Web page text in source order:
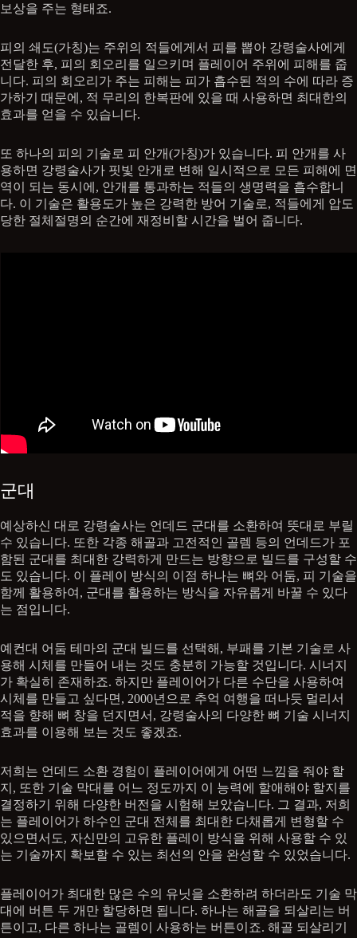
보상을 주는 형태죠.
피의 쇄도(가칭)는 주위의 적들에게서 피를 뽑아 강령술사에게
전달한 후, 피의 회오리를 일으키며 플레이어 주위에 피해를 줍
니다. 피의 회오리가 주는 피해는 피가 흡수된 적의 수에 따라 증
가하기 때문에, 적 무리의 한복판에 있을 때 사용하면 최대한의
효과를 얻을 수 있습니다.
또 하나의 피의 기술로 피 안개(가칭)가 있습니다. 피 안개를 사
용하면 강령술사가 핏빛 안개로 변해 일시적으로 모든 피해에 면
역이 되는 동시에, 안개를 통과하는 적들의 생명력을 흡수합니
다. 이 기술은 활용도가 높은 강력한 방어 기술로, 적들에게 압도
당한 절체절명의 순간에 재정비할 시간을 벌어 줍니다.
군대
예상하신 대로 강령술사는 언데드 군대를 소환하여 뜻대로 부릴
수 있습니다. 또한 각종 해골과 고전적인 골렘 등의 언데드가 포
함된 군대를 최대한 강력하게 만드는 방향으로 빌드를 구성할 수
도 있습니다. 이 플레이 방식의 이점 하나는 뼈와 어둠, 피 기술을
함께 활용하여, 군대를 활용하는 방식을 자유롭게 바꿀 수 있다
는 점입니다.
예컨대 어둠 테마의 군대 빌드를 선택해, 부패를 기본 기술로 사
용해 시체를 만들어 내는 것도 충분히 가능할 것입니다. 시너지
가 확실히 존재하죠. 하지만 플레이어가 다른 수단을 사용하여
시체를 만들고 싶다면, 2000년으로 추억 여행을 떠나듯 멀리서
적을 향해 뼈 창을 던지면서, 강령술사의 다양한 뼈 기술 시너지
효과를 이용해 보는 것도 좋겠죠.
저희는 언데드 소환 경험이 플레이어에게 어떤 느낌을 줘야 할
지, 또한 기술 막대를 어느 정도까지 이 능력에 할애해야 할지를
결정하기 위해 다양한 버전을 시험해 보았습니다. 그 결과, 저희
는 플레이어가 하수인 군대 전체를 최대한 다채롭게 변형할 수
있으면서도, 자신만의 고유한 플레이 방식을 위해 사용할 수 있
는 기술까지 확보할 수 있는 최선의 안을 완성할 수 있었습니다.
플레이어가 최대한 많은 수의 유닛을 소환하려 하더라도 기술 막
대에 버튼 두 개만 할당하면 됩니다. 하나는 해골을 되살리는 버
튼이고, 다른 하나는 골렘이 사용하는 버튼이죠. 해골 되살리기